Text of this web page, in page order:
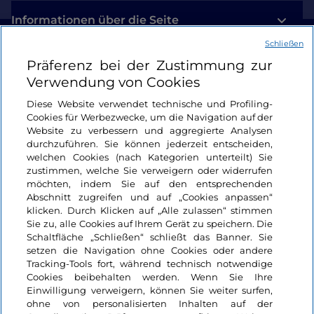
belagert, die lautstark nach Nahrung verlangten.
Informationen über die Seite
Nützliche Links
Login
Bleiben wir in Kontakt
Präferenz bei der Zustimmung zur
Verwendung von Cookies
Diese Website verwendet technische und Profiling-
Cookies für Werbezwecke, um die Navigation auf der
Website zu verbessern und aggregierte Analysen
durchzuführen. Sie können jederzeit entscheiden,
welchen Cookies (nach Kategorien unterteilt) Sie
zustimmen, welche Sie verweigern oder widerrufen
möchten, indem Sie auf den entsprechenden
Abschnitt zugreifen und auf „Cookies anpassen“
klicken. Durch Klicken auf „Alle zulassen“ stimmen
Sie zu, alle Cookies auf Ihrem Gerät zu speichern. Die
Schaltfläche „Schließen“ schließt das Banner. Sie
setzen die Navigation ohne Cookies oder andere
Tracking-Tools fort, während technisch notwendige
Cookies beibehalten werden. Wenn Sie Ihre
Einwilligung verweigern, können Sie weiter surfen,
ohne von personalisierten Inhalten auf der
Schließen